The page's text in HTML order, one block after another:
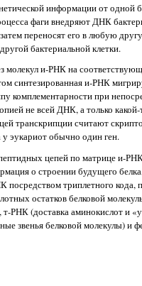
информации от одной
фаги внедряют ДНК
переносят его в любую
бактериальной клетки.
молекул и-РНК на
синтезированная и-РНК
комплементарности при
не всей ДНК, а только
транскрипции считают
эукариот обычно один ген.
цепей по матрице и-
о строении будущего
посредством триплетного кода,
остатков белковой
РНК (доставка аминокислот и
звенья белковой молекулы) и